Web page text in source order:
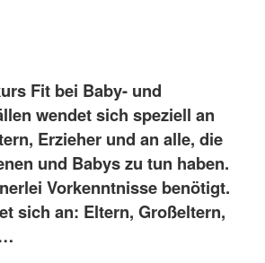
Fit bei Baby- und
wendet sich speziell an
Erzieher und an alle, die
und Babys zu tun haben.
Vorkenntnisse benötigt.
sich an: Eltern, Großeltern,